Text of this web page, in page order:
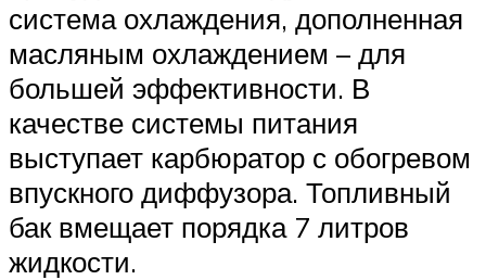
система охлаждения, дополненная
масляным охлаждением – для
большей эффективности. В
качестве системы питания
выступает карбюратор с обогревом
впускного диффузора. Топливный
бак вмещает порядка 7 литров
жидкости.